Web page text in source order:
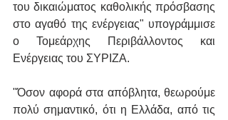
του δικαιώματος καθολικής πρόσβασης
στο αγαθό της ενέργειας" υπογράμμισε
ο Τομεάρχης Περιβάλλοντος και
Ενέργειας του ΣΥΡΙΖΑ.
"Όσον αφορά στα απόβλητα, θεωρούμε
πολύ σημαντικό, ότι η Ελλάδα, από τις